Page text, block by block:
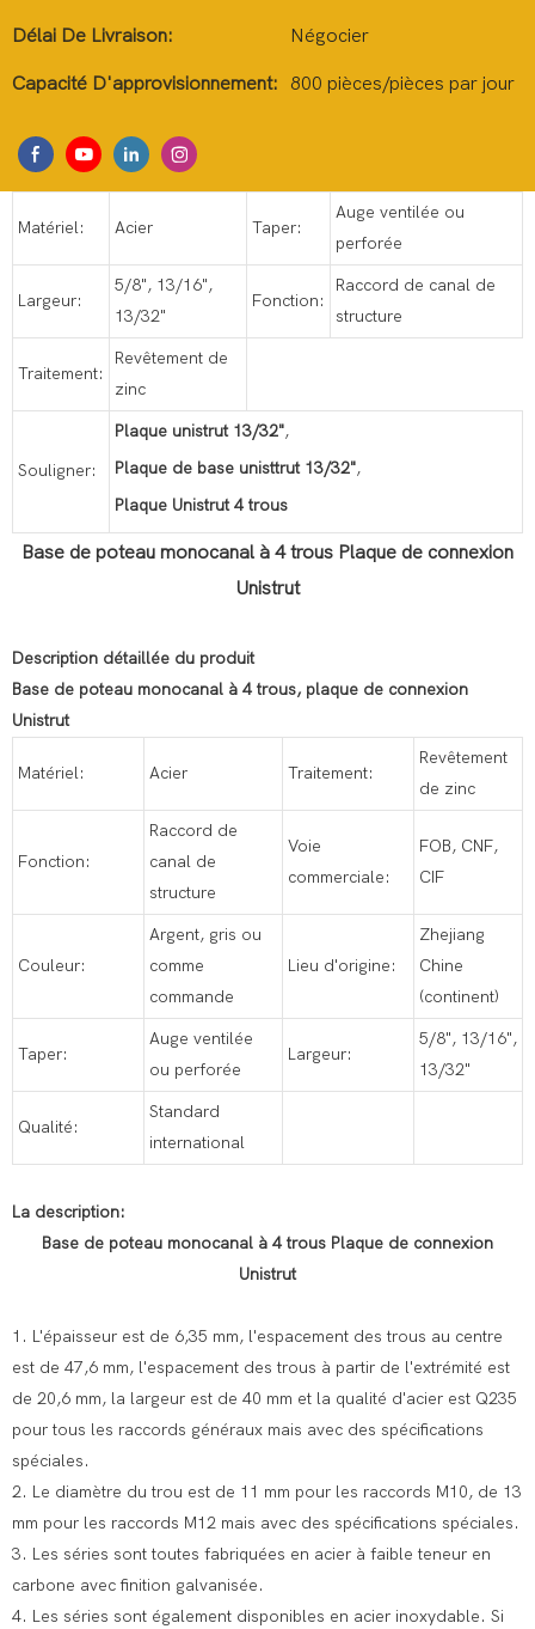
Délai De Livraison: Négocier
Capacité D'approvisionnement: 800 pièces/pièces par jour
Matériel: Acier Taper:
Auge ventilée ou
perforée
Largeur:
5/8", 13/16",
13/32"
Fonction:
Raccord de canal de
structure
Traitement:
Revêtement de
zinc
Souligner:
Plaque unistrut 13/32",
Plaque de base unisttrut 13/32",
Plaque Unistrut 4 trous
Base de poteau monocanal à 4 trous Plaque de connexion
Unistrut
Description détaillée du produit
Base de poteau monocanal à 4 trous, plaque de connexion
Unistrut
Matériel: Acier Traitement:
Revêtement
de zinc
Fonction:
Raccord de
canal de
structure
Voie
commerciale:
FOB, CNF,
CIF
Couleur:
Argent, gris ou
comme
commande
Lieu d'origine:
Zhejiang
Chine
(continent)
Taper:
Auge ventilée
ou perforée
Largeur:
5/8", 13/16",
13/32"
Qualité:
Standard
international
La description:
Base de poteau monocanal à 4 trous Plaque de connexion
Unistrut
1. L'épaisseur est de 6,35 mm, l'espacement des trous au centre
est de 47,6 mm, l'espacement des trous à partir de l'extrémité est
de 20,6 mm, la largeur est de 40 mm et la qualité d'acier est Q235
pour tous les raccords généraux mais avec des spécifications
spéciales.
2. Le diamètre du trou est de 11 mm pour les raccords M10, de 13
mm pour les raccords M12 mais avec des spécifications spéciales.
3. Les séries sont toutes fabriquées en acier à faible teneur en
carbone avec finition galvanisée.
4. Les séries sont également disponibles en acier inoxydable. Si